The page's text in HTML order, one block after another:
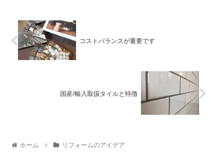
コストバランスが重要です
国産/輸入取扱タイルと特徴
ホーム リフォームのアイデア